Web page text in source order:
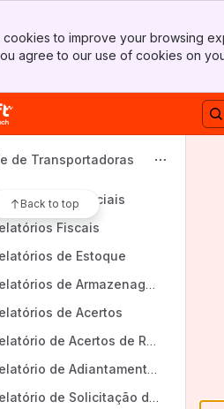
cookies to improve your browsing
agree to our use of cookies on
or apps
de Transportadoras
Back to top
Técnico Bsoft
Financeiros
Comerciais
Fiscais
de Estoque
Relatórios de Armazenagem
de Acertos
Relatório de Acertos de Romaneios
Relatório de Adiantamentos e Devoluções
Relatório de Solicitação de Serviços / Compras